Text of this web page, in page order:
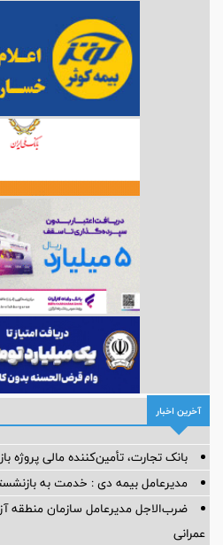
آخرین اخبار
بانک تجارت، تأمین‌کننده مالی پروژه بازسازی
مدیرعامل بیمه دی : خدمت به
ضرب‌الاجل مدیرعامل سازمان منطقه
عمرانی